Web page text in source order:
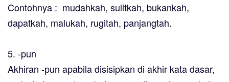
Contohnya : mudahkah, sulitkah, bukankah,
dapatkah, malukah, rugitah, panjangtah.
5. -pun
Akhiran -pun apabila disisipkan di akhir kata dasar,